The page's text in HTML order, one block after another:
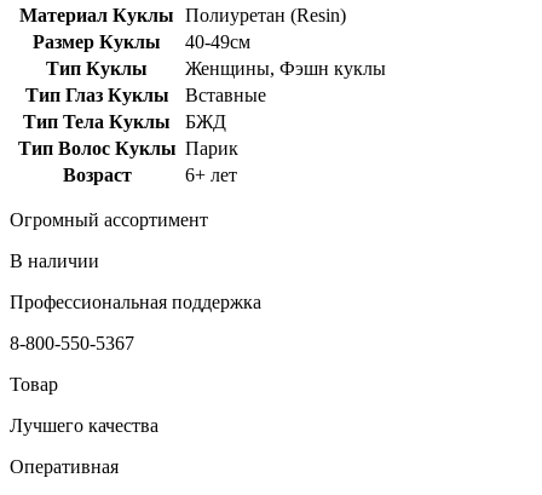
Материал Куклы Полиуретан (Resin)
Размер Куклы
40-49см
Тип Куклы
Женщины, Фэшн куклы
Тип Глаз Куклы
Вставные
Тип Тела Куклы
БЖД
Тип Волос Куклы Парик
Возраст
6+ лет
Огромный ассортимент
В наличии
Профессиональная поддержка
8-800-550-5367
Товар
Лучшего качества
Оперативная